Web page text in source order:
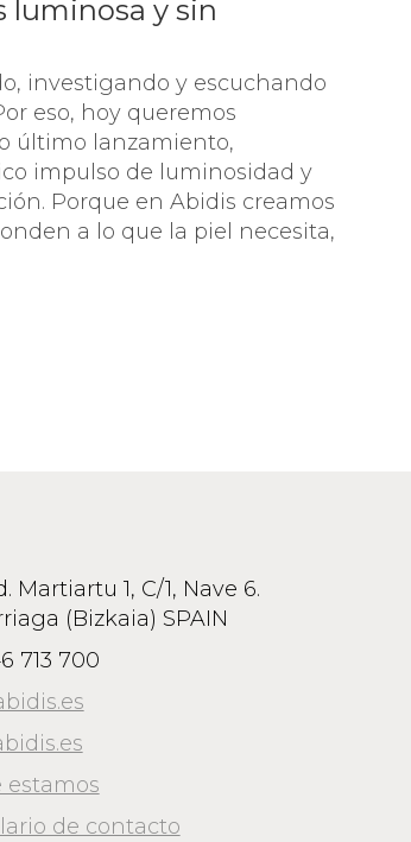
luminosa y sin
investigando y escuchando
eso, hoy queremos
último lanzamiento,
impulso de luminosidad y
Porque en Abidis creamos
a lo que la piel necesita,
Martiartu 1, C/1, Nave 6.
(Bizkaia) SPAIN
713 700
estamos
de contacto